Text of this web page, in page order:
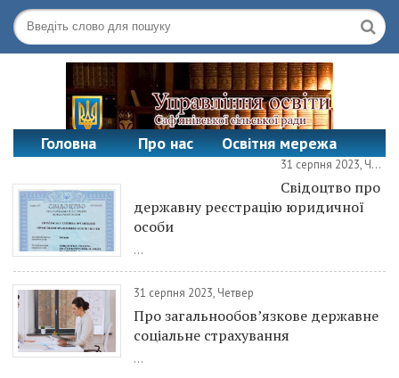
Головна Про нас
Освітня мережа
31 серпня 2023, Четвер
Свідоцтво про
державну реєстрацію юридичної
особи
...
31 серпня 2023, Четвер
Про загальнообов’язкове державне
соціальне страхування
...